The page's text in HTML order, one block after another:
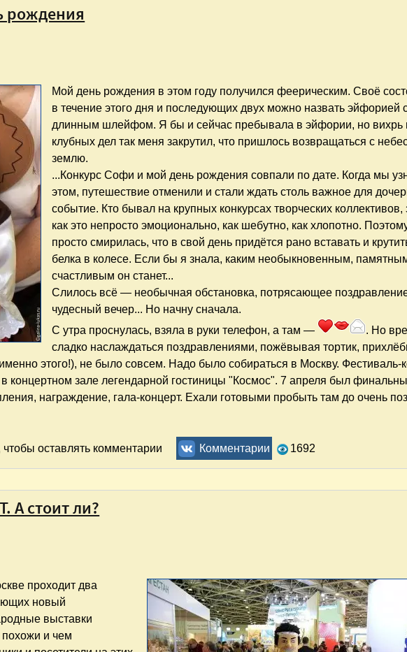
рождения
Мой день рождения в этом году получился феерическим. Своё
в течение этого дня и последующих двух можно назвать эйфорией
длинным шлейфом. Я бы и сейчас пребывала в эйфории, но вихрь
клубных дел так меня закрутил, что пришлось возвращаться с
землю.
...Конкурс Софи и мой день рождения совпали по дате. Когда мы
этом, путешествие отменили и стали ждать столь важное для
событие. Кто бывал на крупных конкурсах творческих коллективов,
как это непросто эмоционально, как шебутно, как хлопотно.
просто смирилась, что в свой день придётся рано вставать и
белка в колесе. Если бы я знала, каким необыкновенным,
счастливым он станет...
Слилось всё — необычная обстановка, потрясающее
чудесный вечер... Но начну сначала.
С утра проснулась, взяла в руки телефон, а там —
. Но
сладко наслаждаться поздравлениями, пожёвывая тортик,
этого!), не было совсем. Надо было собираться в Москву. Фестиваль-
концертном зале легендарной гостиницы "Космос". 7 апреля был
награждение, гала-концерт. Ехали готовыми пробыть там до очень
рождения
чтобы оставлять комментарии Комментарии 1692
А стоит ли?
проходит два
новый
выставки
и чем